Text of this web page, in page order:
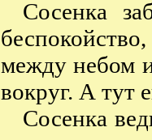
Сосенка
между небом
вокруг. А тут
Сосенка